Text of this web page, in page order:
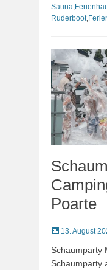
Sauna
Ruderboot,
Poarte
Veröffentlicht
13. August
Schaumparty
Schaumparty